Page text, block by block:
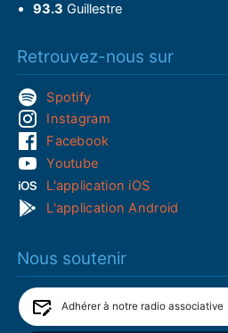
93.3 Guillestre
Retrouvez-nous sur
Spotify
Instagram
Facebook
Youtube
L'application iOS
L'application Android
Nous soutenir
Adhérer à notre radio associative